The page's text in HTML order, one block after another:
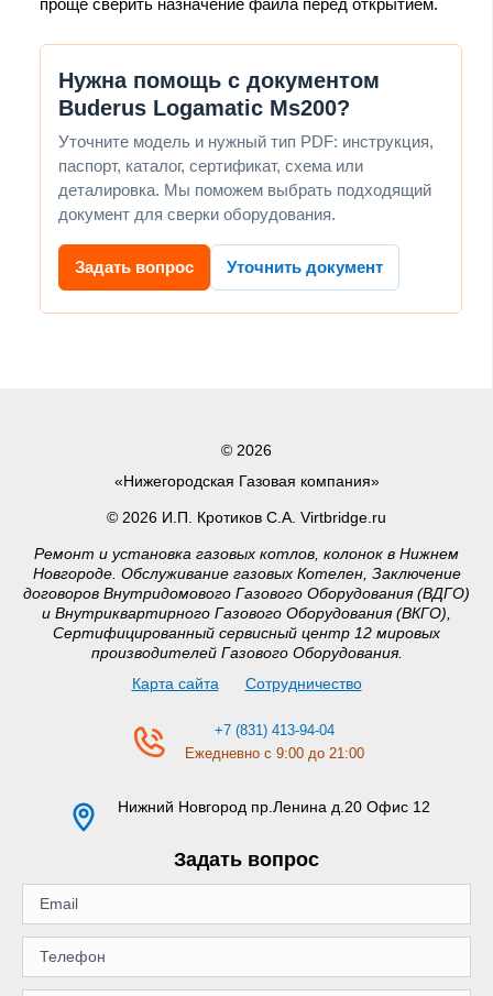
Нужна помощь с документом
Buderus Logamatic Ms200?
Уточните модель и нужный тип PDF: инструкция,
паспорт, каталог, сертификат, схема или
деталировка. Мы поможем выбрать подходящий
документ для сверки оборудования.
Задать вопрос Уточнить документ
© 2026
«Нижегородская Газовая компания»
© 2026 И.П. Кротиков С.А. Virtbridge.ru
Ремонт и установка газовых котлов, колонок в Нижнем
Новгороде. Обслуживание газовых Котелен, Заключение
договоров Внутридомового Газового Оборудования (ВДГО)
и Внутриквартирного Газового Оборудования (ВКГО),
Сертифицированный сервисный центр 12 мировых
производителей Газового Оборудования.
Карта сайта
Сотрудничество
+7 (831) 413-94-04
Ежедневно с 9:00 до 21:00
Нижний Новгород пр.Ленина д.20 Офис 12
Задать вопрос